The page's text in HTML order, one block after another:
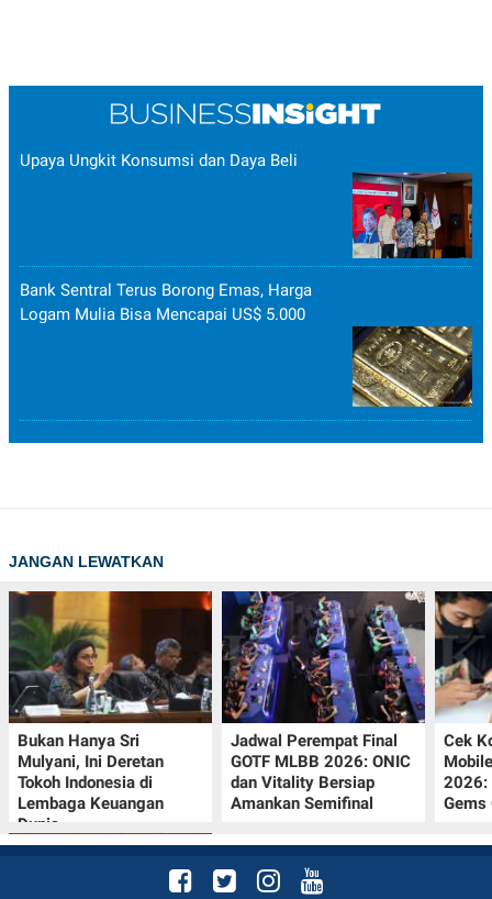
Upaya Ungkit Konsumsi dan Daya Beli
Bank Sentral Terus Borong Emas, Harga
Logam Mulia Bisa Mencapai US$ 5.000
JANGAN LEWATKAN
Bukan Hanya Sri
Mulyani, Ini Deretan
Tokoh Indonesia di
Lembaga Keuangan
Dunia
Jadwal Perempat Final
GOTF MLBB 2026: ONIC
dan Vitality Bersiap
Amankan Semifinal
Cek
2026:
Gems